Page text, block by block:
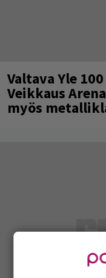
Valtava Yle
Veikkaus
myös